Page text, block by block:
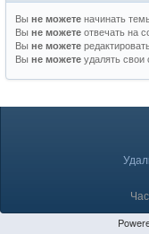
Вы не можете начинать
Вы не можете отвечать на
Вы не можете
Вы не можете удалять